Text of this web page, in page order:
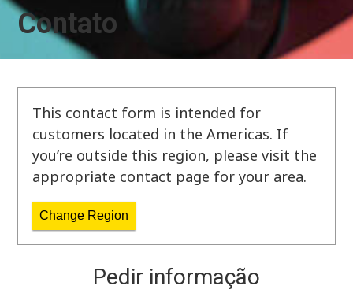
Contato
This contact form is intended for
customers located in the Americas. If
you’re outside this region, please visit the
appropriate contact page for your area.
Change Region
Pedir informação